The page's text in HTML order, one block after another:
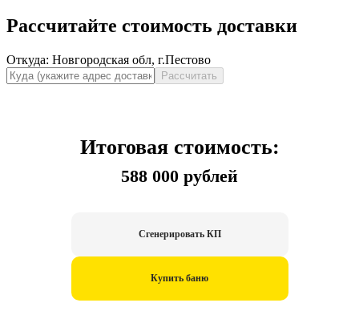
Рассчитайте стоимость доставки
Откуда: Новгородская обл, г.Пестово
Рассчитать
Итоговая стоимость:
588 000 рублей
Сгенерировать КП
Купить баню